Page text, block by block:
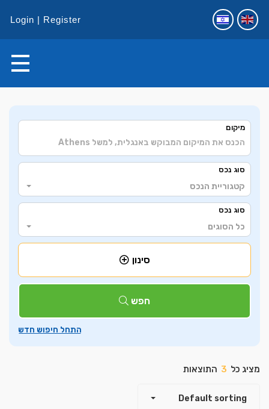
Login Register
+
Leaflet OpenStreetMapcontributors
מיקום
סוג נכס
קטגוריית הנכס
סוג נכס
כל הסוגים
סינון
חפש
מציג כל 3 התוצאות
Default sorting